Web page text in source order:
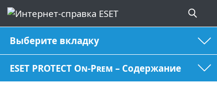
Выберите вкладку
ESET PROTECT On-Prem – Содержание